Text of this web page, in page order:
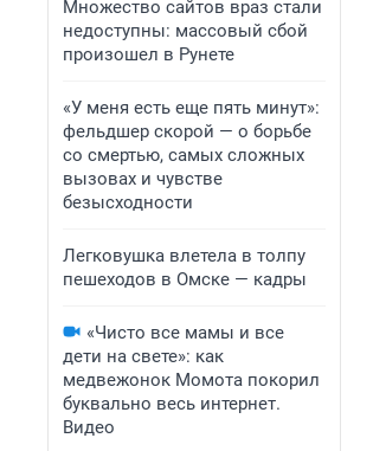
Множество сайтов враз стали
недоступны: массовый сбой
произошел в Рунете
«У меня есть еще пять минут»:
фельдшер скорой — о борьбе
со смертью, самых сложных
вызовах и чувстве
безысходности
Легковушка влетела в толпу
пешеходов в Омске — кадры
«Чисто все мамы и все
дети на свете»: как
медвежонок Момота покорил
буквально весь интернет.
Видео